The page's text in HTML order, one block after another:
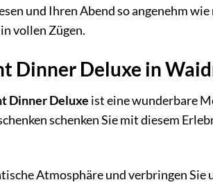
und Ihren Abend so angenehm
vollen Zügen.
Dinner Deluxe in
Dinner Deluxe ist eine wunderbare
schenken Sie mit diesem
Atmosphäre und verbringen Sie